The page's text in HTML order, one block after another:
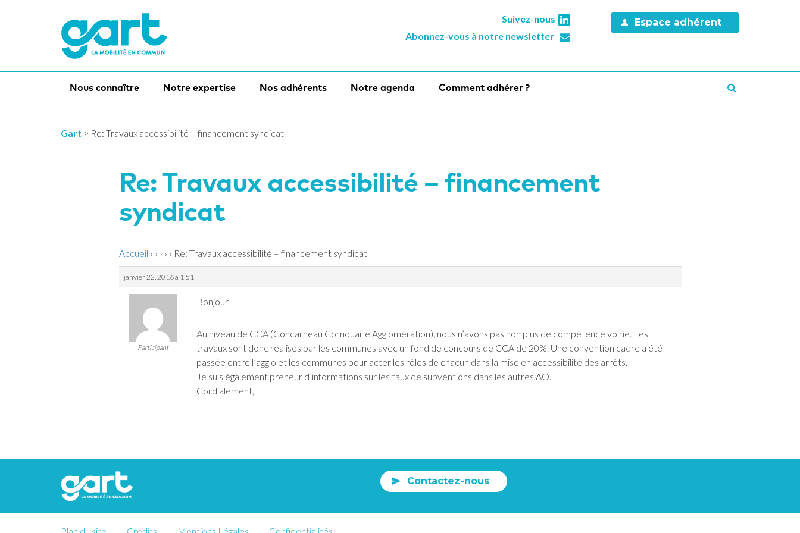
Suivez-nous
Abonnez-vous à notre newsletter
Espace adhérent
Nous connaître Notre expertise Nos adhérents Notre agenda Comment adhérer ?
Gart > Re: Travaux accessibilité – financement syndicat
Re: Travaux accessibilité – financement
syndicat
Accueil › › › › › Re: Travaux accessibilité – financement syndicat
janvier 22, 2016 à 1:51
Participant
Bonjour,
Au niveau de CCA (Concarneau Cornouaille Agglomération), nous n’avons pas non plus de compétence voirie. Les
travaux sont donc réalisés par les communes avec un fond de concours de CCA de 20%. Une convention cadre a été
passée entre l’agglo et les communes pour acter les rôles de chacun dans la mise en accessibilité des arrêts.
Je suis également preneur d’informations sur les taux de subventions dans les autres AO.
Cordialement,
Contactez-nous